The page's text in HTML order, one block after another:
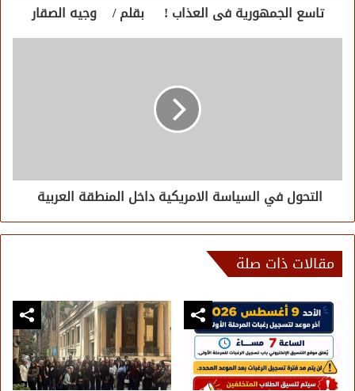
تاسع الجمهورية فى العذاب ! بقلم / وجيه الصقار
التحول في السياسة الامريكية داخل المنطقة العربية
مقالات ذات صلة